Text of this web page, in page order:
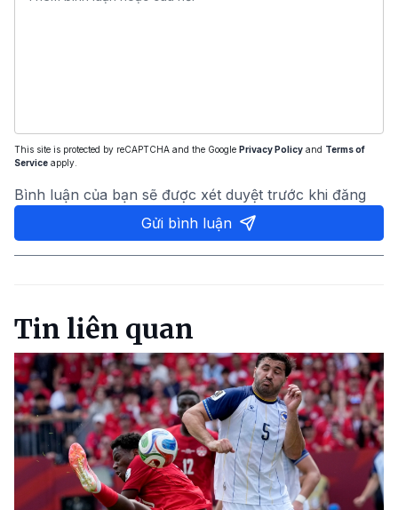
This site is protected by reCAPTCHA and the Google Privacy Policy and Terms of
Service apply.
Bình luận của bạn sẽ được xét duyệt trước khi đăng
Gửi bình luận
Tin liên quan